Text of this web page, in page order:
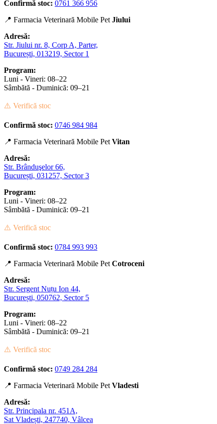
Confirmă stoc: 0761 366 956
📍 Farmacia Veterinară Mobile Pet Jiului
Adresă:
Str. Jiului nr. 8, Corp A, Parter,
București, 013219, Sector 1
Program:
Luni - Vineri: 08–22
Sâmbătă - Duminică: 09–21
⚠️ Verifică stoc
Confirmă stoc: 0746 984 984
📍 Farmacia Veterinară Mobile Pet Vitan
Adresă:
Str. Brânduşelor 66,
București, 031257, Sector 3
Program:
Luni - Vineri: 08–22
Sâmbătă - Duminică: 09–21
⚠️ Verifică stoc
Confirmă stoc: 0784 993 993
📍 Farmacia Veterinară Mobile Pet Cotroceni
Adresă:
Str. Sergent Nuțu Ion 44,
București, 050762, Sector 5
Program:
Luni - Vineri: 08–22
Sâmbătă - Duminică: 09–21
⚠️ Verifică stoc
Confirmă stoc: 0749 284 284
📍 Farmacia Veterinară Mobile Pet Vladesti
Adresă:
Str. Principala nr. 451A,
Sat Vladești, 247740, Vâlcea